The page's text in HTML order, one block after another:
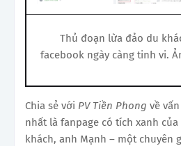
Thủ đoạn lừa đảo du
facebook ngày càng tinh vi.
Chia sẻ với PV Tiền Phong về
nhất là fanpage có tích xanh
khách, anh Mạnh – một chuyên